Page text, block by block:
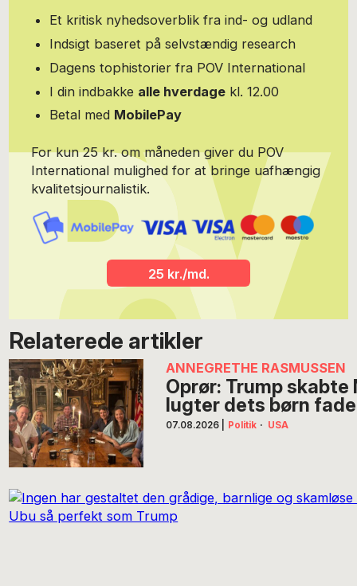
Et kritisk nyhedsoverblik fra ind- og udland
Indsigt baseret på selvstændig research
Dagens tophistorier fra POV International
I din indbakke alle hverdage kl. 12.00
Betal med MobilePay
For kun 25 kr. om måneden giver du POV
International mulighed for at bringe uafhængig
kvalitetsjournalistik.
25 kr./md.
Relaterede artikler
ANNEGRETHE RASMUSSEN
Oprør: Trump skabte
lugter dets børn
07.08.2026 Politik · USA